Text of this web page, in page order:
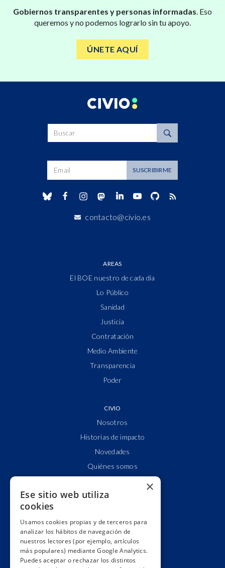
Gobiernos transparentes y personas informadas. Eso
queremos y no podemos lograrlo sin tu apoyo.
ÚNETE AQUÍ
Buscar
Dirección de correo SUSCRIBIRME
contacto@civio.es
AREAS
El BOE nuestro de cada día
Lo Público
Sanidad
Justicia
Contratación
Medio Ambiente
Transparencia
Poder
CIVIO
Nosotros
Historias de impacto
Novedades
Quiénes somos
Alianzas y redes
Impacto
Premios
Formación
×
Ese sitio web utiliza
cookies
Usamos cookies propias y de terceros para
analizar los hábitos de navegación de
nuestros lectores (por ejemplo, artículos
más populares) mediante Google Analytics.
Puedes aceptar o rechazar los distintos